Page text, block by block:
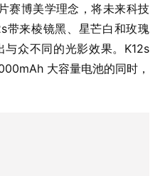
赛博美学理念，将未来科技
带来棱镜黑、星芒白和玫瑰
众不同的光影效果。K12s
大容量电池的同时，